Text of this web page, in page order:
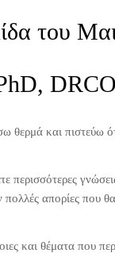
του
θερμά και πιστεύω
περισσότερες
απορίες που
και θέματα που